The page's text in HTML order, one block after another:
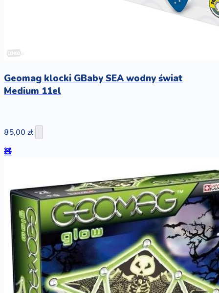
Geomag klocki GBaby SEA wodny świat
Medium 11el
85,00 zł
🧸